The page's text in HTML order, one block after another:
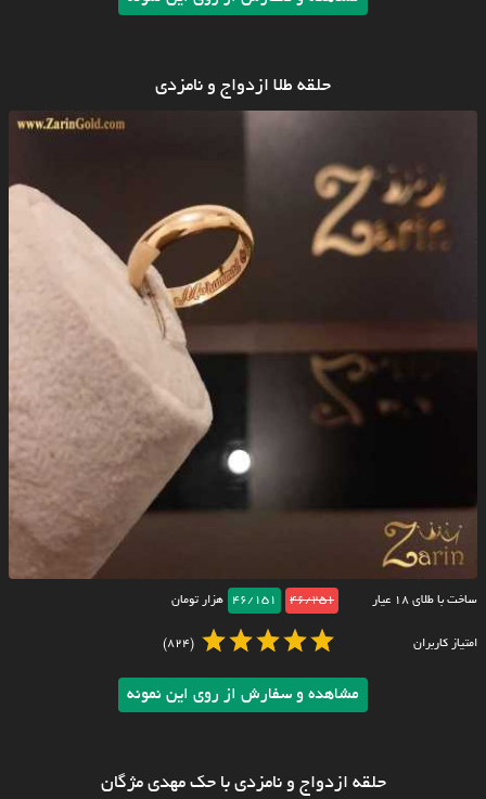
حلقه طلا ازدواج و نامزدی
ساخت با طلای ۱۸ عیار 46/251
46/151 هزار تومان
امتیاز کاربران (824)
مشاهده و سفارش از روی این نمونه
حلقه ازدواج و نامزدی با حک مهدی مژگان